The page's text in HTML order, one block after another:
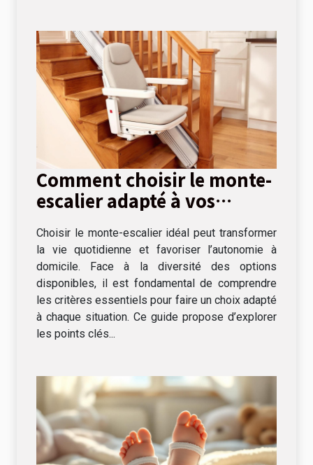
Comment choisir le monte-
escalier adapté à vos
Choisir le monte-escalier idéal peut transformer
la vie quotidienne et favoriser l’autonomie à
domicile. Face à la diversité des options
disponibles, il est fondamental de comprendre
les critères essentiels pour faire un choix adapté
à chaque situation. Ce guide propose d’explorer
les points clés...